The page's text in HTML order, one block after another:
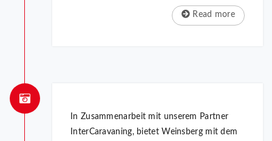
Read more
In Zusammenarbeit mit unserem Partner
InterCaravaning, bietet Weinsberg mit dem